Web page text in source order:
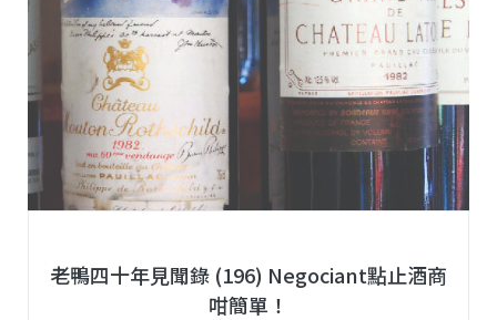
老鴨四十年見聞錄 (196) Negociant點止酒商
咁簡單！